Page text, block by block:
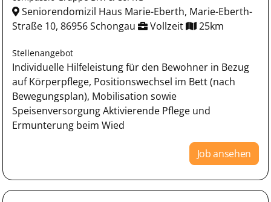
Seniorendomizil Haus Marie-Eberth, Marie-Eberth-
Straße 10, 86956 Schongau
Vollzeit 25km
Stellenangebot
Individuelle Hilfeleistung für den Bewohner in Bezug
auf Körperpflege, Positionswechsel im Bett (nach
Bewegungsplan), Mobilisation sowie
Speisenversorgung Aktivierende Pflege und
Ermunterung beim Wied
Job ansehen